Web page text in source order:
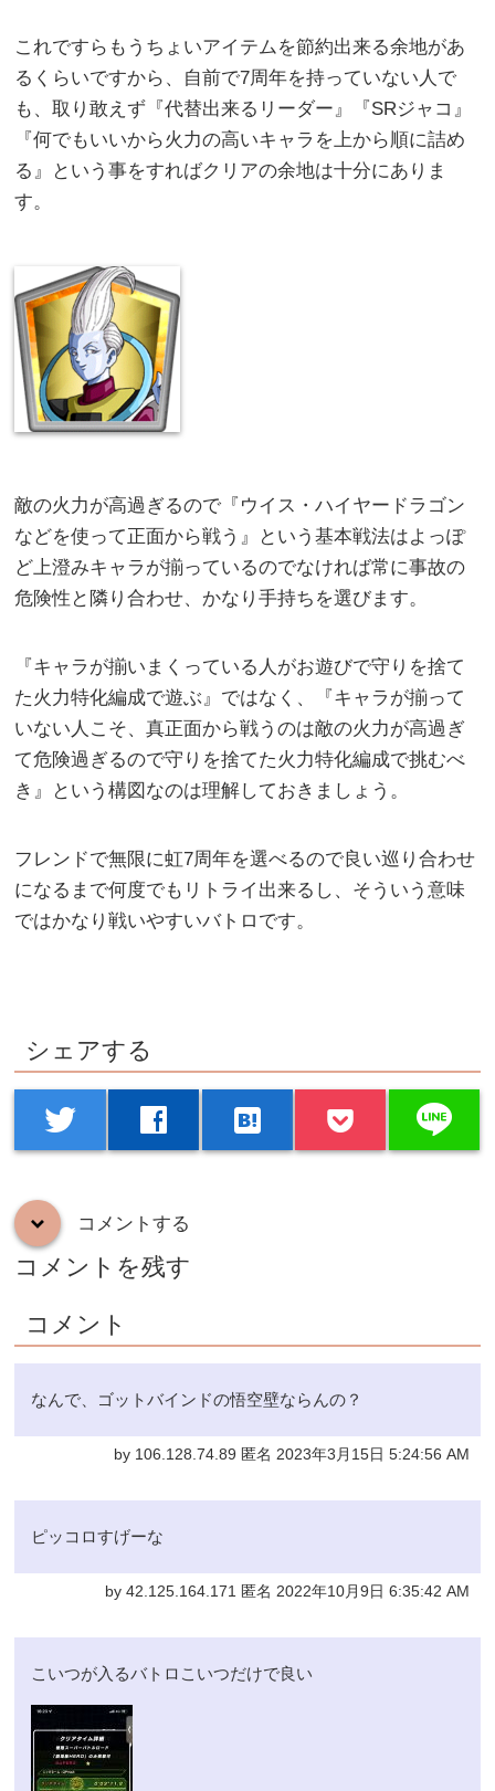
これですらもうちょいアイテムを節約出来る余地があ
るくらいですから、自前で7周年を持っていない人で
も、取り敢えず『代替出来るリーダー』『SRジャコ』
『何でもいいから火力の高いキャラを上から順に詰め
る』という事をすればクリアの余地は十分にありま
す。
敵の火力が高過ぎるので『ウイス・ハイヤードラゴン
などを使って正面から戦う』という基本戦法はよっぽ
ど上澄みキャラが揃っているのでなければ常に事故の
危険性と隣り合わせ、かなり手持ちを選びます。
『キャラが揃いまくっている人がお遊びで守りを捨て
た火力特化編成で遊ぶ』ではなく、『キャラが揃って
いない人こそ、真正面から戦うのは敵の火力が高過ぎ
て危険過ぎるので守りを捨てた火力特化編成で挑むべ
き』という構図なのは理解しておきましょう。
フレンドで無限に虹7周年を選べるので良い巡り合わせ
になるまで何度でもリトライ出来るし、そういう意味
ではかなり戦いやすいバトロです。
シェアする
twitter facebook hatenabookmark line
down コメントする
コメントを残す
コメント
なんで、ゴットバインドの悟空壁ならんの？
by 106.128.74.89 匿名 2023年3月15日 5:24:56 AM
ピッコロすげーな
by 42.125.164.171 匿名 2022年10月9日 6:35:42 AM
こいつが入るバトロこいつだけで良い